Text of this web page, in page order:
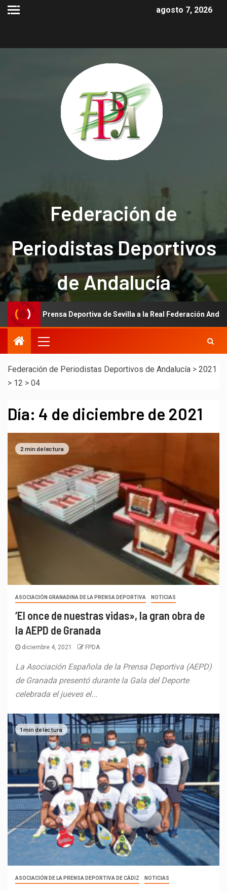
agosto 7, 2026
Federación de
Periodistas Deportivos
de Andalucía
la Prensa Deportiva de Sevilla a la Real Federación Andaluza de
Federación de Periodistas Deportivos de Andalucía > 2021
> 12 > 04
Día: 4 de diciembre de 2021
2 min de lectura
ASOCIACIÓN GRANADINA DE LA PRENSA DEPORTIVA NOTICIAS
‘El once de nuestras vidas», la gran obra de
la AEPD de Granada
diciembre 4, 2021 FPDA
La Asociación Española de la Prensa Deportiva (AEPD)
de Granada presentó durante la Gala del Deporte
celebrada el jueves el...
1 min de lectura
ASOCIACIÓN DE LA PRENSA DEPORTIVA DE CÁDIZ NOTICIAS